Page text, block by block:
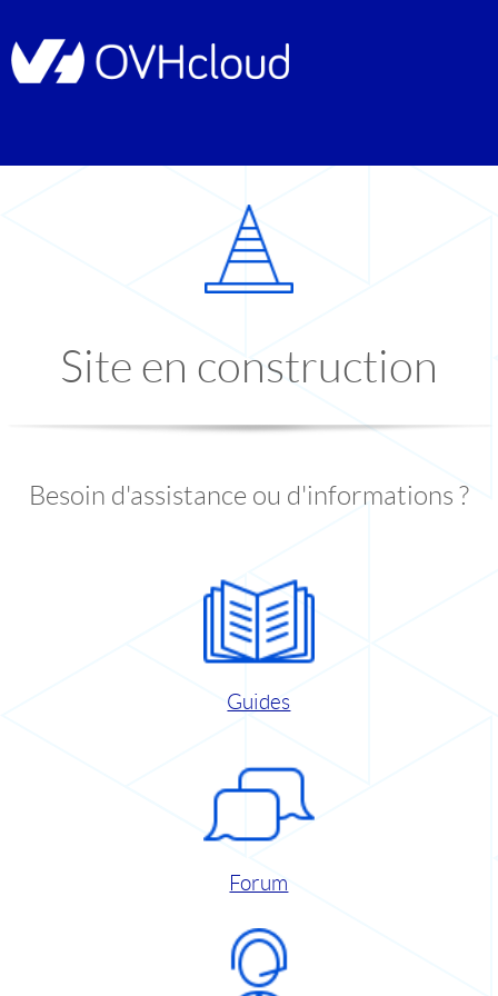
Site en construction
Besoin d'assistance ou d'informations ?
Guides
Forum